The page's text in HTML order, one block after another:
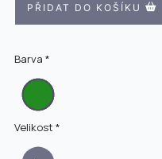
PŘIDAT DO KOŠÍKU
Barva *
Velikost *